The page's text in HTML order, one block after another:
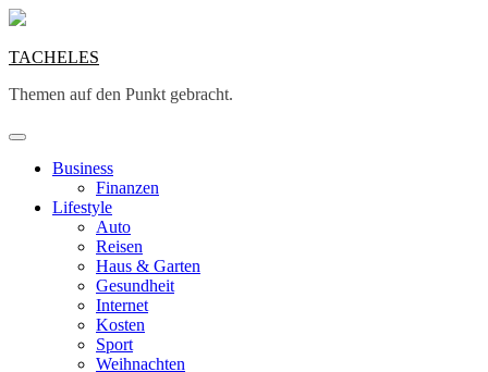
Skip
content
TACHELES
Themen auf den Punkt gebracht.
Business
Finanzen
Lifestyle
Auto
Reisen
Haus & Garten
Gesundheit
Internet
Kosten
Sport
Weihnachten